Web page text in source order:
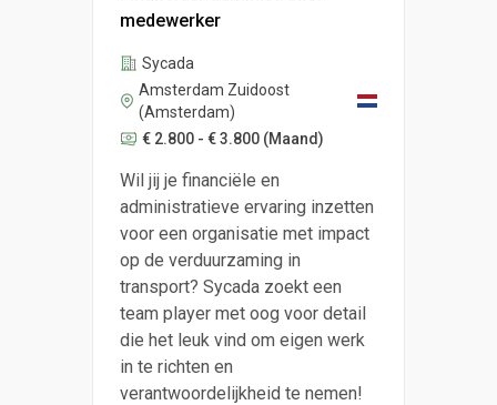
medewerker
Sycada
Amsterdam Zuidoost
(Amsterdam)
€ 2.800 - € 3.800 (Maand)
Wil jij je financiële en
administratieve ervaring inzetten
voor een organisatie met impact
op de verduurzaming in
transport? Sycada zoekt een
team player met oog voor detail
die het leuk vind om eigen werk
in te richten en
verantwoordelijkheid te nemen!